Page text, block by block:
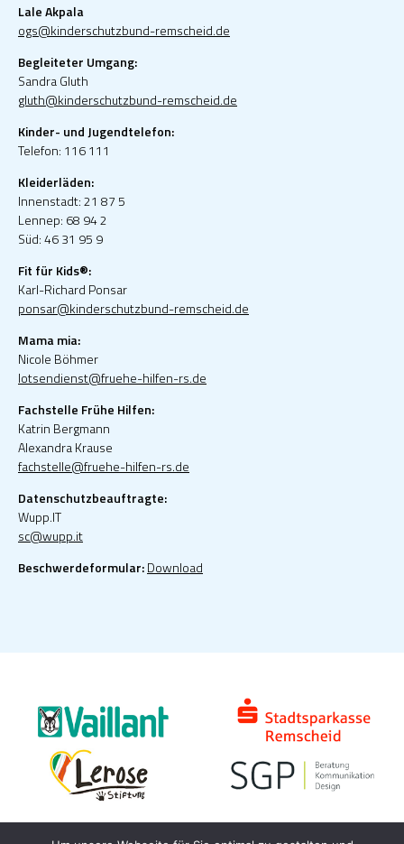
Lale Akpala
ogs@kinderschutzbund-remscheid.de
Begleiteter Umgang:
Sandra Gluth
gluth@kinderschutzbund-remscheid.de
Kinder- und Jugendtelefon:
Telefon: 116 111
Kleiderläden:
Innenstadt: 21 87 5
Lennep: 68 94 2
Süd: 46 31 95 9
Fit für Kids®:
Karl-Richard Ponsar
ponsar@kinderschutzbund-remscheid.de
Mama mia:
Nicole Böhmer
lotsendienst@fruehe-hilfen-rs.de
Fachstelle Frühe Hilfen:
Katrin Bergmann
Alexandra Krause
fachstelle@fruehe-hilfen-rs.de
Datenschutzbeauftragte:
Wupp.IT
sc@wupp.it
Beschwerdeformular:Download